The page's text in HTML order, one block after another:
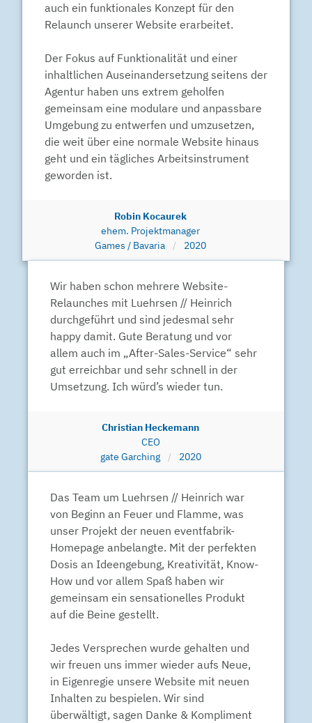
auch ein funktionales Konzept für den
Relaunch unserer Website erarbeitet.
Der Fokus auf Funktionalität und einer
inhaltlichen Auseinandersetzung seitens der
Agentur haben uns extrem geholfen
gemeinsam eine modulare und anpassbare
Umgebung zu entwerfen und umzusetzen,
die weit über eine normale Website hinaus
geht und ein tägliches Arbeitsinstrument
geworden ist.
Robin Kocaurek
ehem. Projektmanager
Games / Bavaria
2020
Wir haben schon mehrere Website-
Relaunches mit Luehrsen // Heinrich
durchgeführt und sind jedesmal sehr
happy damit. Gute Beratung und vor
allem auch im „After-Sales-Service“ sehr
gut erreichbar und sehr schnell in der
Umsetzung. Ich würd’s wieder tun.
Christian Heckemann
CEO
gate Garching
2020
Das Team um Luehrsen // Heinrich war
von Beginn an Feuer und Flamme, was
unser Projekt der neuen eventfabrik-
Homepage anbelangte. Mit der perfekten
Dosis an Ideengebung, Kreativität, Know-
How und vor allem Spaß haben wir
gemeinsam ein sensationelles Produkt
auf die Beine gestellt.
Jedes Versprechen wurde gehalten und
wir freuen uns immer wieder aufs Neue,
in Eigenregie unsere Website mit neuen
Inhalten zu bespielen. Wir sind
überwältigt, sagen Danke & Kompliment